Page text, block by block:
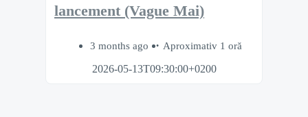
lancement (Vague Mai)
3 months ago
Aproximativ 1 oră
2026-05-13T09:30:00+0200